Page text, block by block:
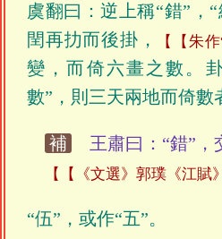
虞翻曰：逆上稱“錯”，
閏再扐而後掛，
【朱
變，而倚六畫之數。
數”，則三天兩地而倚數
補 王肅曰：“錯”，
【《文選》郭璞《江賦
“伍”，或作“五”。